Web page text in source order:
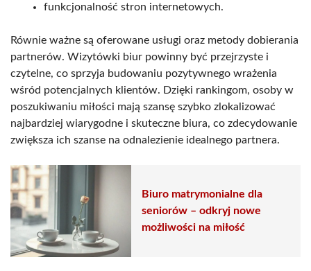
funkcjonalność stron internetowych.
Równie ważne są oferowane usługi oraz metody dobierania
partnerów. Wizytówki biur powinny być przejrzyste i
czytelne, co sprzyja budowaniu pozytywnego wrażenia
wśród potencjalnych klientów. Dzięki rankingom, osoby w
poszukiwaniu miłości mają szansę szybko zlokalizować
najbardziej wiarygodne i skuteczne biura, co zdecydowanie
zwiększa ich szanse na odnalezienie idealnego partnera.
Biuro matrymonialne dla
seniorów – odkryj nowe
możliwości na miłość